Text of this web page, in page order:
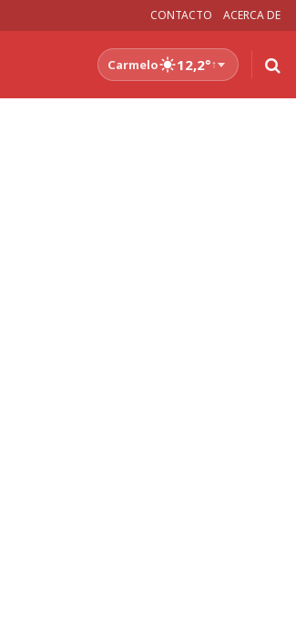
CONTACTO ACERCA DE
Carmelo 12,2°↑